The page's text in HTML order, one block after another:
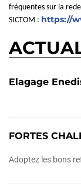
fréquentes sur la
SICTOM : https://
Elagage
FORTES
Adoptez les bons